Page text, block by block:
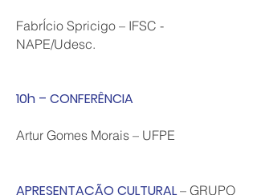
FabrÍcio Spricigo – IFSC -
NAPE/Udesc.
10h – CONFERÊNCIA
Artur Gomes Morais – UFPE
APRESENTAÇÃO CULTURAL– GRUPO